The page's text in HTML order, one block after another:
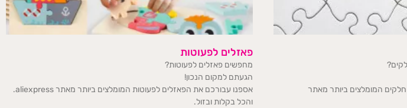
אספנו עבורכם את הפאזלים 1000 חלקים המומלצים ביותר מאתר
פאזלים לפעוטות
מחפשים פאזלים לפעוטות?
הגעתם למקום הנכון!
אספנו עבורכם את הפאזלים לפעוטות המומלצים ביותר מאתר aliexpress.
והכל בקלות ובזול.